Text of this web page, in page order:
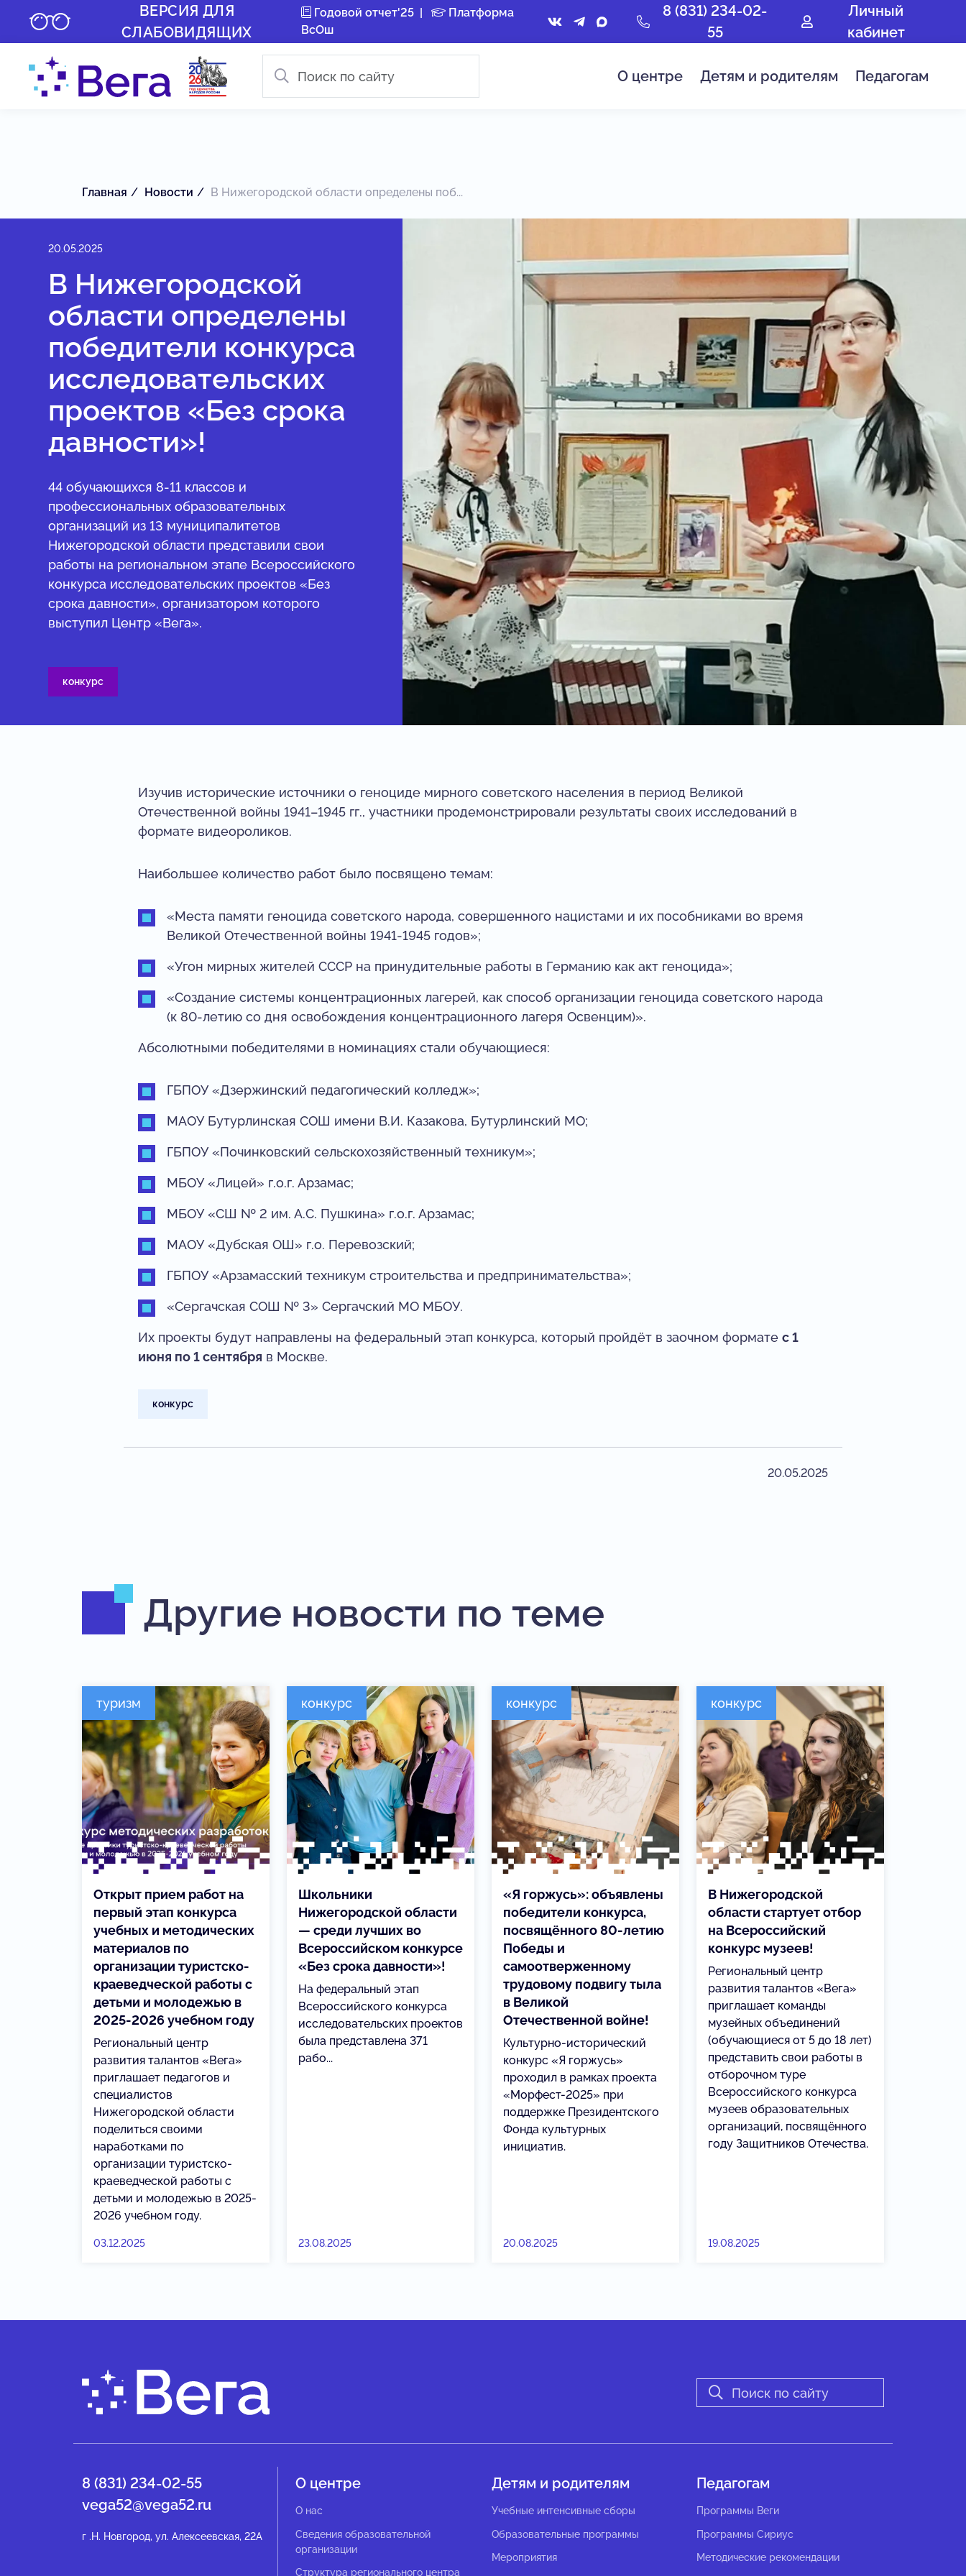
ВЕРСИЯ ДЛЯ
СЛАБОВИДЯЩИХ
Годовой отчет'25|
Платформа
ВсОш
8 (831) 234-02-
55
Личный
кабинет
О центре Детям и родителям Педагогам
Главная Новости В Нижегородской области определены поб...
20.05.2025
В Нижегородской
области определены
победители конкурса
исследовательских
проектов «Без срока
давности»!
44 обучающихся 8-11 классов и
профессиональных образовательных
организаций из 13 муниципалитетов
Нижегородской области представили свои
работы на региональном этапе Всероссийского
конкурса исследовательских проектов «Без
срока давности», организатором которого
выступил Центр «Вега».
конкурс
Изучив исторические источники о геноциде мирного советского населения в период Великой
Отечественной войны 1941–1945 гг., участники продемонстрировали результаты своих исследований в
формате видеороликов.
Наибольшее количество работ было посвящено темам:
«Места памяти геноцида советского народа, совершенного нацистами и их пособниками во время
Великой Отечественной войны 1941-1945 годов»;
«Угон мирных жителей СССР на принудительные работы в Германию как акт геноцида»;
«Создание системы концентрационных лагерей, как способ организации геноцида советского народа
(к 80-летию со дня освобождения концентрационного лагеря Освенцим)».
Абсолютными победителями в номинациях стали обучающиеся:
ГБПОУ «Дзержинский педагогический колледж»;
МАОУ Бутурлинская СОШ имени В.И. Казакова, Бутурлинский МО;
ГБПОУ «Починковский сельскохозяйственный техникум»;
МБОУ «Лицей» г.о.г. Арзамас;
МБОУ «СШ № 2 им. А.С. Пушкина» г.о.г. Арзамас;
МАОУ «Дубская ОШ» г.о. Перевозский;
ГБПОУ «Арзамасский техникум строительства и предпринимательства»;
«Сергачская СОШ № 3» Сергачский МО МБОУ.
Их проекты будут направлены на федеральный этап конкурса, который пройдёт в заочном формате с 1
июня по 1 сентября в Москве.
конкурс
20.05.2025
Другие новости по теме
туризм
Открыт прием работ на
первый этап конкурса
учебных и методических
материалов по
организации туристско-
краеведческой работы с
детьми и молодежью в
2025-2026 учебном году
Региональный центр
развития талантов «Вега»
приглашает педагогов и
специалистов
Нижегородской области
поделиться своими
наработками по
организации туристско-
краеведческой работы с
детьми и молодежью в 2025-
2026 учебном году.
03.12.2025
конкурс
Школьники
Нижегородской области
— среди лучших во
Всероссийском конкурсе
«Без срока давности»!
На федеральный этап
Всероссийского конкурса
исследовательских проектов
была представлена 371
рабо...
23.08.2025
конкурс
«Я горжусь»: объявлены
победители конкурса,
посвящённого 80-летию
Победы и
самоотверженному
трудовому подвигу тыла
в Великой
Отечественной войне!
Культурно-исторический
конкурс «Я горжусь»
проходил в рамках проекта
«Морфест-2025» при
поддержке Президентского
Фонда культурных
инициатив.
20.08.2025
конкурс
В Нижегородской
области стартует отбор
на Всероссийский
конкурс музеев!
Региональный центр
развития талантов «Вега»
приглашает команды
музейных объединений
(обучающиеся от 5 до 18 лет)
представить свои работы в
отборочном туре
Всероссийского конкурса
музеев образовательных
организаций, посвящённого
году Защитников Отечества.
19.08.2025
8 (831) 234-02-55
vega52@vega52.ru
г .Н. Новгород, ул. Алексеевская, 22А
О центре
О нас
Сведения образовательной
организации
Структура регионального центра
Детям и родителям
Учебные интенсивные сборы
Образовательные программы
Мероприятия
Педагогам
Программы Веги
Программы Сириус
Методические рекомендации